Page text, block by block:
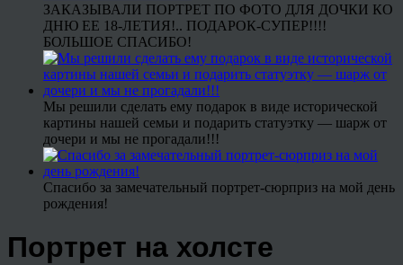
ЗАКАЗЫВАЛИ ПОРТРЕТ ПО ФОТО ДЛЯ ДОЧКИ КО
ДНЮ ЕЕ 18-ЛЕТИЯ!.. ПОДАРОК-СУПЕР!!!!
БОЛЬШОЕ СПАСИБО!
Мы решили сделать ему подарок в виде исторической
картины нашей семьи и подарить статуэтку — шарж от
дочери и мы не прогадали!!!
Спасибо за замечательный портрет-сюрприз на мой день
рождения!
Портрет на холсте